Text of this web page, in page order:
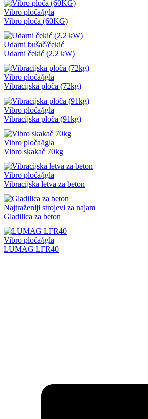
Vibro ploča/igla
Vibro ploča (60KG)
Udarni bušač/čekić
Udarni čekić (2,2 kW)
Vibro ploča/igla
Vibracijska ploča (72kg)
Vibro ploča/igla
Vibracijska ploča (91kg)
Vibro ploča/igla
Vibro skakač 70kg
Vibro ploča/igla
Vibracijska letva za beton
Najtraženiji strojevi za najam
Gladilica za beton
Vibro ploča/igla
LUMAG LFR40